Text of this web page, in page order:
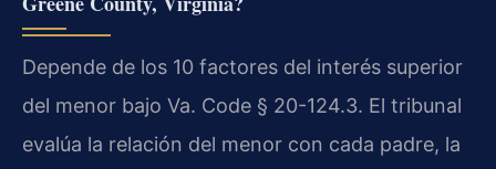
Depende de los 10 factores del interés superior
del menor bajo Va. Code § 20-124.3. El tribunal
evalúa la relación del menor con cada padre, la